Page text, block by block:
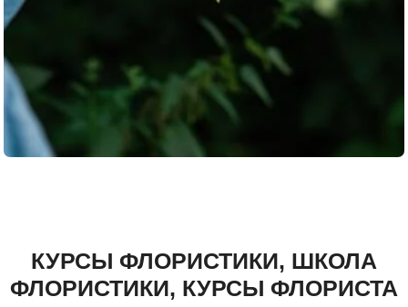
КУРСЫ ФЛОРИСТИКИ, ШКОЛА
ФЛОРИСТИКИ, КУРСЫ ФЛОРИСТА